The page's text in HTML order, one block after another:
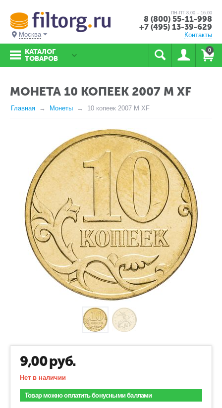
Москва
ПН-ПТ 8.00 – 16.00
8 (800) 55-11-998
+7 (495) 13-39-629
Контакты
0
КАТАЛОГ
ТОВАРОВ
МОНЕТА 10 КОПЕЕК 2007 М XF
Главная Монеты 10 копеек 2007 М XF
9,00руб.
Нет в наличии
Товар можно оплатить бонусными баллами